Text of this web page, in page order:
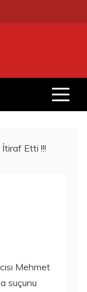
İtiraf Etti !!!
Mehmet
suçunu